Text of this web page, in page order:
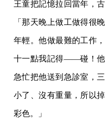
王童把記憶拉回當年，
「那天晚上做工做得很
年輕。他做最難的工作
十一點我記得——碰！他
急忙把他送到急診室，
小了、沒有重量，所以
彩色。」